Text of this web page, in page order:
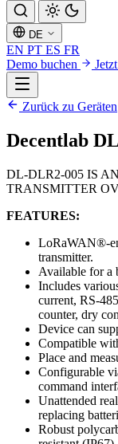
DE
EN PT ES FR
Demo buchen
Zurück zu Geräten
Decentlab
DL-DLR2-005 IS
TRANSMITTER
FEATURES:
LoRaWAN®-
transmitter.
Available for a
Includes
current, RS-
counter, dry
Device can
Compatible
Place and
Configurable
command
Unattended
replacing
Robust